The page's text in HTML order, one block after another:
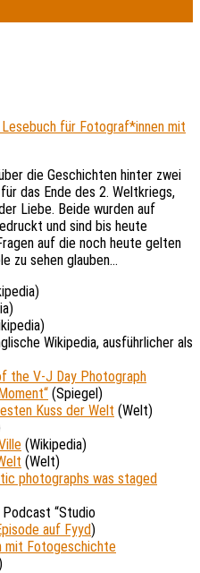
für Fotograf*innen mit
die Geschichten hinter zwei
das Ende des 2. Weltkriegs,
Liebe. Beide wurden auf
und sind bis heute
auf die noch heute gelten
zu sehen glauben…
Wikipedia, ausführlicher als
the V-J Day Photograph
(Spiegel)
Kuss der Welt (Welt)
(Wikipedia)
(Welt)
photographs was staged
Podcast “Studio
auf Fyyd)
mit Fotogeschichte